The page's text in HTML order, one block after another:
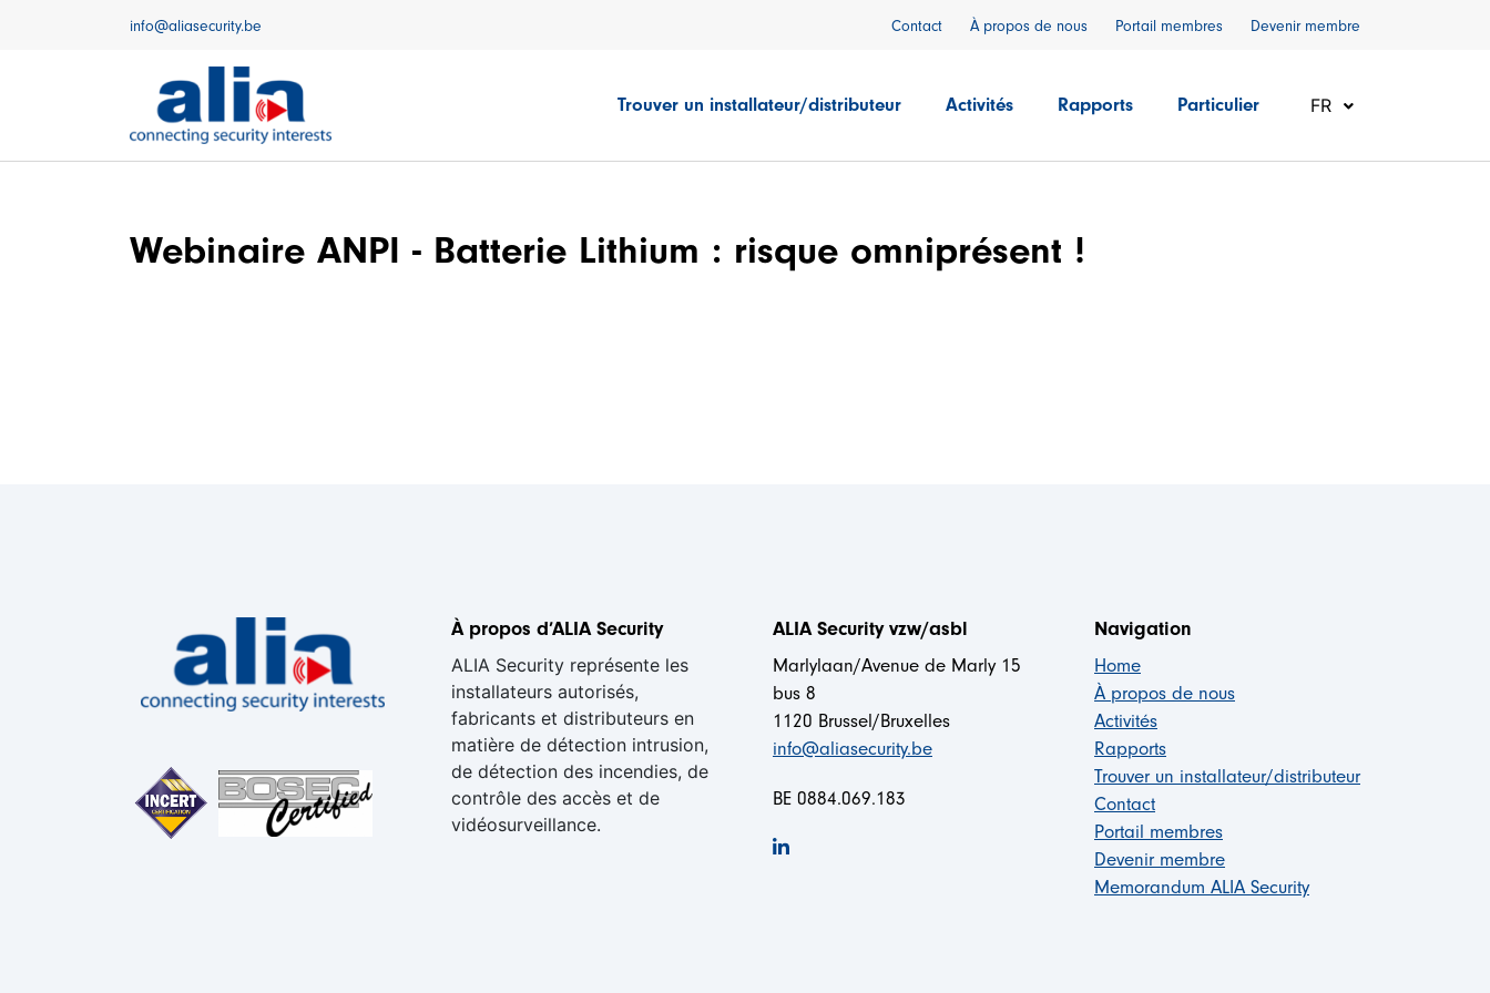
Trouver un installateur/distributeur Activités Rapports Particulier FR
info@aliasecurity.be Contact À propos de nous Portail membres Devenir membre
Webinaire ANPI - Batterie Lithium : risque omniprésent !
À propos d’ALIA Security
ALIA Security représente les
installateurs autorisés,
fabricants et distributeurs en
matière de détection intrusion,
de détection des incendies, de
contrôle des accès et de
vidéosurveillance.
ALIA Security vzw/asbl
Marlylaan/Avenue de Marly 15
bus 8
1120 Brussel/Bruxelles
info@aliasecurity.be
BE 0884.069.183
Navigation
Home
À propos de nous
Activités
Rapports
Trouver un installateur/distributeur
Contact
Portail membres
Devenir membre
Memorandum ALIA Security